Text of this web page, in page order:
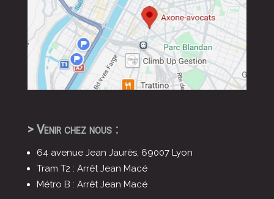
>Venir chez nous :
64 avenue Jean Jaurès, 69007 Lyon
Tram T2 : Arrêt Jean Macé
Métro B : Arrêt Jean Macé